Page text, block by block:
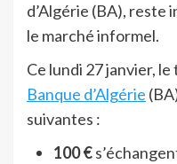
d’Algérie (BA), reste
le marché informel.
Ce lundi 27 janvier,
Banque d’Algérie
suivantes :
100 €